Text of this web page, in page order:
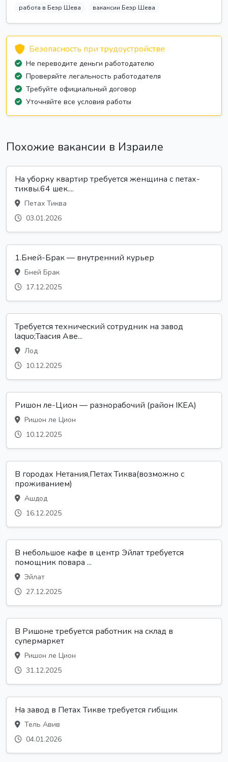
работа в Беэр Шева
вакансии Беэр Шева
Безопасность при трудоустройстве
Не переводите деньги работодателю
Проверяйте легальность работодателя
Требуйте официальный договор
Уточняйте все условия работы
Похожие вакансии в Израиле
На уборку квартир требуется женщина с петах-
тиквы.64 шек....
Петах Тиква
03.01.2026
1.Бней-Брак — внутренний курьер
Бней Брак
17.12.2025
Требуется технический сотрудник на завод
laquo;Таасия Аве...
Лод
10.12.2025
Ришон ле-Цион — разнорабочий (район IKEA)
Ришон ле Цион
10.12.2025
В гopoдах Нeтания,Петax Тиква(возможно с
проживанием)
Ашдод
16.12.2025
В небольшое кафе в центр Эйлат требуется
помощник повара ...
Эйлат
27.12.2025
В Ришоне требуется работник на склад в
супермаркет
Ришон ле Цион
31.12.2025
На завод в Петах Тикве требуется гибщик
Тель Авив
04.01.2026